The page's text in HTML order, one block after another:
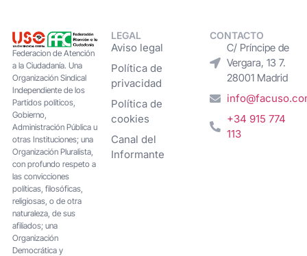
Federacion de Atención
a la Ciudadanía. Una
Organización Sindical
Independiente de los
Partidos políticos,
Gobierno,
Administración Pública u
otras Instituciones; una
Organización Pluralista,
con profundo respeto a
las convicciones
políticas, filosóficas,
religiosas, o de otra
naturaleza, de sus
afiliados; una
Organización
Democrática y
LEGAL
Aviso legal
Política de
privacidad
Política de
cookies
Canal del
Informante
CONTACTO
C/ Príncipe de
Vergara, 13 7.
28001 Madrid
+34 915 774
113